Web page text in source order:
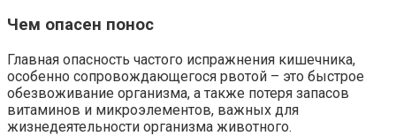
Чем опасен понос
Главная опасность частого испражнения кишечника,
особенно сопровождающегося рвотой – это быстрое
обезвоживание организма, а также потеря запасов
витаминов и микроэлементов, важных для
жизнедеятельности организма животного.